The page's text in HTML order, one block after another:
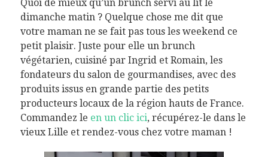
Quoi de mieux qu’un brunch servi au lit le
dimanche matin ? Quelque chose me dit que
votre maman ne se fait pas tous les weekend ce
petit plaisir. Juste pour elle un brunch
végétarien, cuisiné par Ingrid et Romain, les
fondateurs du salon de gourmandises, avec des
produits issus en grande partie des petits
producteurs locaux de la région hauts de France.
Commandez le en un clic ici, récupérez-le dans le
vieux Lille et rendez-vous chez votre maman !